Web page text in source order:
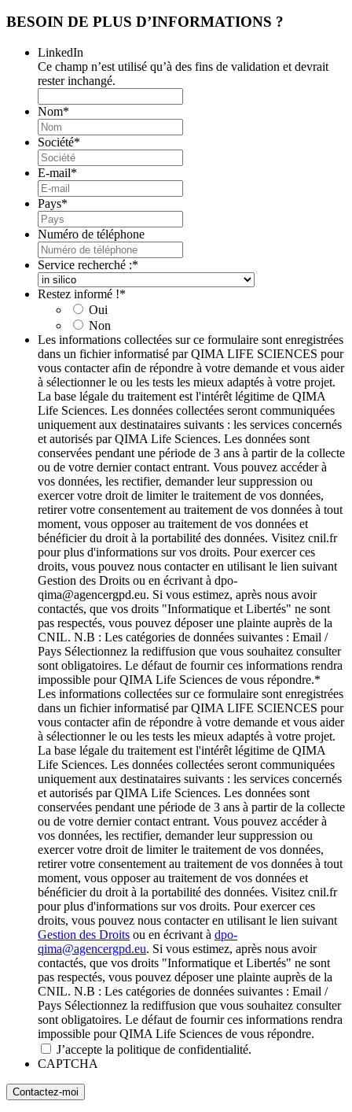
BESOIN DE PLUS D’INFORMATIONS ?
LinkedIn
Ce champ n’est utilisé qu’à des fins de validation et devrait
rester inchangé.
Nom*
Société*
E-mail*
Pays*
Numéro de téléphone
Service recherché :*
Restez informé !*
Oui
Non
Les informations collectées sur ce formulaire sont enregistrées
dans un fichier informatisé par QIMA LIFE SCIENCES pour
vous contacter afin de répondre à votre demande et vous aider
à sélectionner le ou les tests les mieux adaptés à votre projet.
La base légale du traitement est l'intérêt légitime de QIMA
Life Sciences. Les données collectées seront communiquées
uniquement aux destinataires suivants : les services concernés
et autorisés par QIMA Life Sciences. Les données sont
conservées pendant une période de 3 ans à partir de la collecte
ou de votre dernier contact entrant. Vous pouvez accéder à
vos données, les rectifier, demander leur suppression ou
exercer votre droit de limiter le traitement de vos données,
retirer votre consentement au traitement de vos données à tout
moment, vous opposer au traitement de vos données et
bénéficier du droit à la portabilité des données. Visitez cnil.fr
pour plus d'informations sur vos droits. Pour exercer ces
droits, vous pouvez nous contacter en utilisant le lien suivant
Gestion des Droits ou en écrivant à dpo-
qima@agencergpd.eu. Si vous estimez, après nous avoir
contactés, que vos droits "Informatique et Libertés" ne sont
pas respectés, vous pouvez déposer une plainte auprès de la
CNIL. N.B : Les catégories de données suivantes : Email /
Pays Sélectionnez la rediffusion que vous souhaitez consulter
sont obligatoires. Le défaut de fournir ces informations rendra
impossible pour QIMA Life Sciences de vous répondre.*
Les informations collectées sur ce formulaire sont enregistrées
dans un fichier informatisé par QIMA LIFE SCIENCES pour
vous contacter afin de répondre à votre demande et vous aider
à sélectionner le ou les tests les mieux adaptés à votre projet.
La base légale du traitement est l'intérêt légitime de QIMA
Life Sciences. Les données collectées seront communiquées
uniquement aux destinataires suivants : les services concernés
et autorisés par QIMA Life Sciences. Les données sont
conservées pendant une période de 3 ans à partir de la collecte
ou de votre dernier contact entrant. Vous pouvez accéder à
vos données, les rectifier, demander leur suppression ou
exercer votre droit de limiter le traitement de vos données,
retirer votre consentement au traitement de vos données à tout
moment, vous opposer au traitement de vos données et
bénéficier du droit à la portabilité des données. Visitez cnil.fr
pour plus d'informations sur vos droits. Pour exercer ces
droits, vous pouvez nous contacter en utilisant le lien suivant
Gestion des Droits ou en écrivant à dpo-
qima@agencergpd.eu. Si vous estimez, après nous avoir
contactés, que vos droits "Informatique et Libertés" ne sont
pas respectés, vous pouvez déposer une plainte auprès de la
CNIL. N.B : Les catégories de données suivantes : Email /
Pays Sélectionnez la rediffusion que vous souhaitez consulter
sont obligatoires. Le défaut de fournir ces informations rendra
impossible pour QIMA Life Sciences de vous répondre.
J’accepte la politique de confidentialité.
CAPTCHA
Contactez-moi